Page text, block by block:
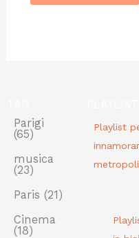
Playlist
Parigi
(65)
musica
(23)
Paris(21)
Cinema
(18)